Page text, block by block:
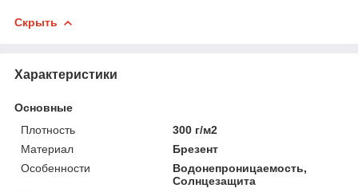
Скрыть
Характеристики
Основные
Плотность
300 г/м2
Материал
Брезент
Особенности
Водонепроницаемость,
Солнцезащита